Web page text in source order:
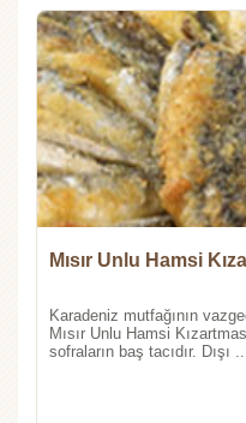
Mısır Unlu Hamsi
Karadeniz mutfağının
Mısır Unlu Hamsi
sofraların baş tacıdır. Dışı ...